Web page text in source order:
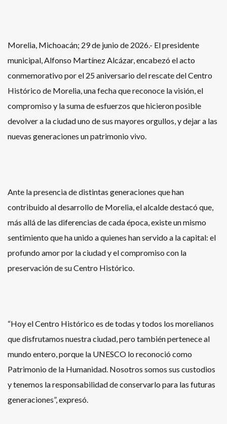
Morelia, Michoacán; 29 de junio de 2026.- El presidente
municipal, Alfonso Martínez Alcázar, encabezó el acto
conmemorativo por el 25 aniversario del rescate del Centro
Histórico de Morelia, una fecha que reconoce la visión, el
compromiso y la suma de esfuerzos que hicieron posible
devolver a la ciudad uno de sus mayores orgullos, y dejar a las
nuevas generaciones un patrimonio vivo.
Ante la presencia de distintas generaciones que han
contribuido al desarrollo de Morelia, el alcalde destacó que,
más allá de las diferencias de cada época, existe un mismo
sentimiento que ha unido a quienes han servido a la capital: el
profundo amor por la ciudad y el compromiso con la
preservación de su Centro Histórico.
“Hoy el Centro Histórico es de todas y todos los morelianos
que disfrutamos nuestra ciudad, pero también pertenece al
mundo entero, porque la UNESCO lo reconoció como
Patrimonio de la Humanidad. Nosotros somos sus custodios
y tenemos la responsabilidad de conservarlo para las futuras
generaciones”, expresó.